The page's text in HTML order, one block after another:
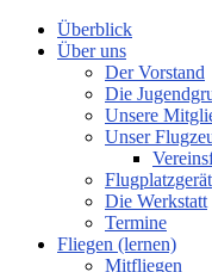
Überblick
Über uns
Der Vorstand
Die
Unsere
Unser
Flugplatzgerät
Die Werkstatt
Termine
Fliegen (lernen)
Mitfliegen